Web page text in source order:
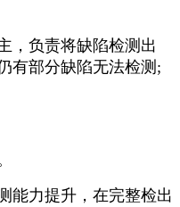
负责将缺陷检测出
有部分缺陷无法检测;
力提升，在完整检出